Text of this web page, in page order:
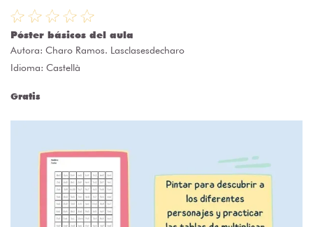
Póster básicos del aula
Autora: Charo Ramos. Lasclasesdecharo
Idioma: Castellà
Gratis